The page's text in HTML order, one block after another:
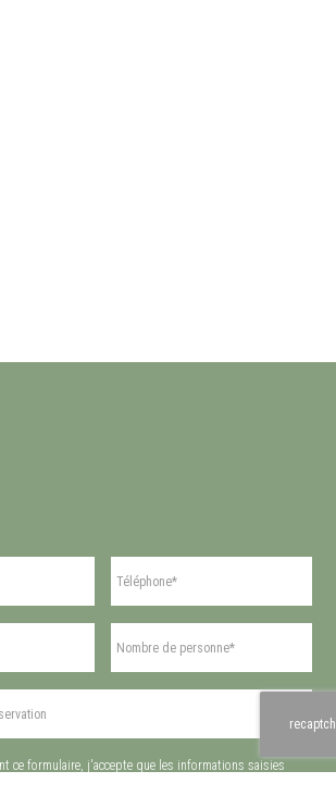
ce formulaire, j'accepte que les informations saisies